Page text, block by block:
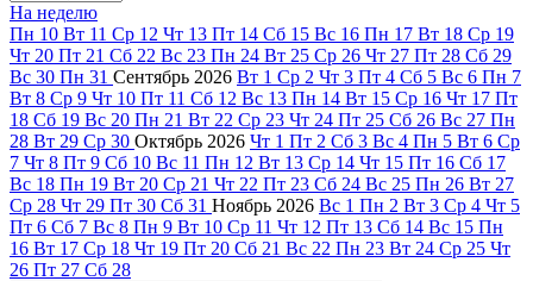
На неделю
Пн 10 Вт 11 Ср 12 Чт 13 Пт 14 Сб 15 Вс 16 Пн 17 Вт 18 Ср 19
Чт 20 Пт 21 Сб 22 Вс 23 Пн 24 Вт 25 Ср 26 Чт 27 Пт 28 Сб 29
Вс 30 Пн 31 Сентябрь 2026 Вт 1 Ср 2 Чт 3 Пт 4 Сб 5 Вс 6 Пн 7
Вт 8 Ср 9 Чт 10 Пт 11 Сб 12 Вс 13 Пн 14 Вт 15 Ср 16 Чт 17 Пт
18 Сб 19 Вс 20 Пн 21 Вт 22 Ср 23 Чт 24 Пт 25 Сб 26 Вс 27 Пн
28 Вт 29 Ср 30 Октябрь 2026 Чт 1 Пт 2 Сб 3 Вс 4 Пн 5 Вт 6 Ср
7 Чт 8 Пт 9 Сб 10 Вс 11 Пн 12 Вт 13 Ср 14 Чт 15 Пт 16 Сб 17
Вс 18 Пн 19 Вт 20 Ср 21 Чт 22 Пт 23 Сб 24 Вс 25 Пн 26 Вт 27
Ср 28 Чт 29 Пт 30 Сб 31 Ноябрь 2026 Вс 1 Пн 2 Вт 3 Ср 4 Чт 5
Пт 6 Сб 7 Вс 8 Пн 9 Вт 10 Ср 11 Чт 12 Пт 13 Сб 14 Вс 15 Пн
16 Вт 17 Ср 18 Чт 19 Пт 20 Сб 21 Вс 22 Пн 23 Вт 24 Ср 25 Чт
26 Пт 27 Сб 28